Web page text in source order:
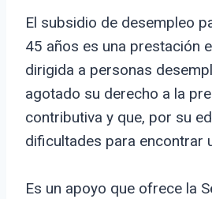
El subsidio de desempleo
45 años es una prestación
dirigida a personas
agotado su derecho a la
contributiva y que, por su
dificultades para encontrar
Es un apoyo que ofrece la